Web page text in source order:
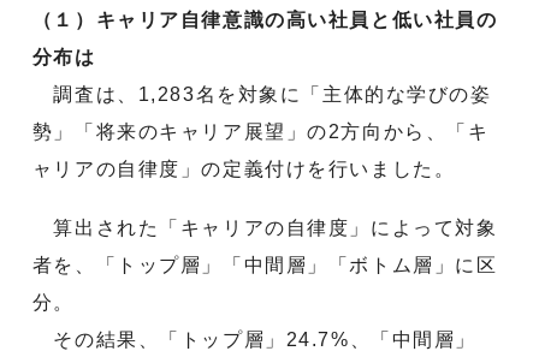
（１）キャリア自律意識の高い社員と低い社員の
分布は
調査は、1,283名を対象に「主体的な学びの姿
勢」「将来のキャリア展望」の2方向から、「キ
ャリアの自律度」の定義付けを行いました。
算出された「キャリアの自律度」によって対象
者を、「トップ層」「中間層」「ボトム層」に区
分。
その結果、「トップ層」24.7%、「中間層」